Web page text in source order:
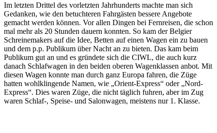
Im letzten Drittel des vorletzten Jahrhunderts machte man sich
Gedanken, wie den betuchteren Fahrgästen bessere Angebote
gemacht werden können. Vor allen Dingen bei Fernreisen, die schon
mal mehr als 20 Stunden dauern konnten. So kam der Belgier
Schreinemakers auf die Idee, Betten auf einen Wagen ein zu bauen
und dem p.p. Publikum über Nacht an zu bieten. Das kam beim
Publikum gut an und es gründete sich die CIWL, die auch kurz
danach Schlafwagen in den beiden oberen Wagenklassen anbot. Mit
diesen Wagen konnte man durch ganz Europa fahren, die Züge
hatten wohlklingende Namen, wie „Orient-Express“ oder „Nord-
Express“. Dies waren Züge, die nicht täglich fuhren, aber im Zug
waren Schlaf-, Speise- und Salonwagen, meistens nur 1. Klasse.